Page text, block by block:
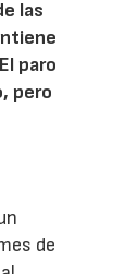
las
paro
pero
de